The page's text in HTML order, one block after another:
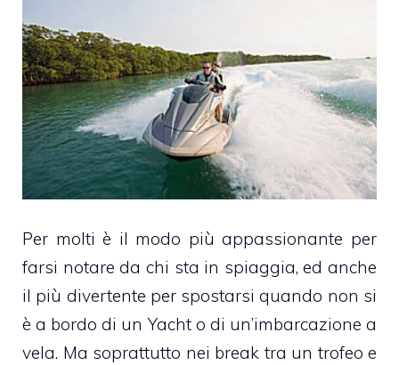
Per molti è il modo più appassionante per
farsi notare da chi sta in spiaggia, ed anche
il più divertente per spostarsi quando non si
è a bordo di un Yacht o di un’imbarcazione a
vela. Ma soprattutto nei break tra un trofeo e